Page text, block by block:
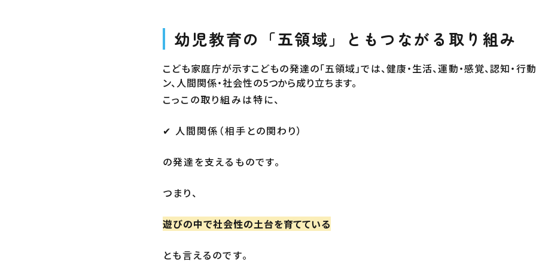
幼児教育の「五領域」ともつながる取り組み
こども家庭庁が示すこどもの発達の「五領域」では、健康・生活、運動・感覚、認知・行
ン、人間関係・社会性の5つから成り立ちます。
こっこの取り組みは特に、
✔ 人間関係（相手との関わり）
の発達を支えるものです。
つまり、
遊びの中で社会性の土台を育てている
とも言えるのです。